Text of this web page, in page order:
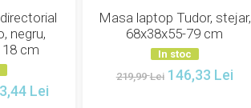
negru,
cm
Lei
Masa laptop Tudor, stejar,
68x38x55-79 cm
In stoc
219,99 Lei 146,33 Lei